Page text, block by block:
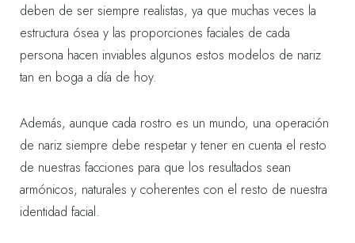
deben de ser siempre realistas, ya que muchas veces la
estructura ósea y las proporciones faciales de cada
persona hacen inviables algunos estos modelos de nariz
tan en boga a día de hoy.
Además, aunque cada rostro es un mundo, una operación
de nariz siempre debe respetar y tener en cuenta el resto
de nuestras facciones para que los resultados sean
armónicos, naturales y coherentes con el resto de nuestra
identidad facial.